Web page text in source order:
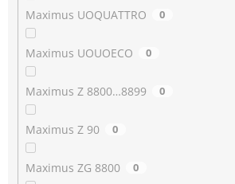
Maximus UOQUATTRO 0
Maximus UOUOECO 0
Maximus Z 8800…8899 0
Maximus Z 90 0
Maximus ZG 8800 0